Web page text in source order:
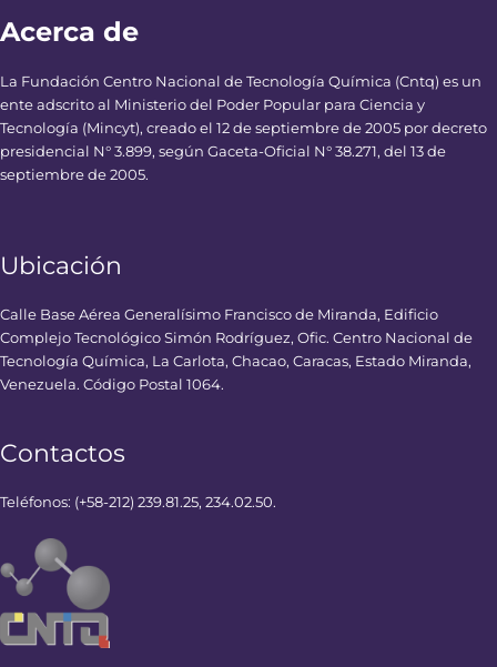
Acerca de
La Fundación Centro Nacional de Tecnología Química (Cntq) es un
ente adscrito al Ministerio del Poder Popular para Ciencia y
Tecnología (Mincyt), creado el 12 de septiembre de 2005 por decreto
presidencial N° 3.899, según Gaceta-Oficial N° 38.271, del 13 de
septiembre de 2005.
Ubicación
Calle Base Aérea Generalísimo Francisco de Miranda, Edificio
Complejo Tecnológico Simón Rodríguez, Ofic. Centro Nacional de
Tecnología Química, La Carlota, Chacao, Caracas, Estado Miranda,
Venezuela. Código Postal 1064.
Contactos
Teléfonos: (+58-212) 239.81.25, 234.02.50.